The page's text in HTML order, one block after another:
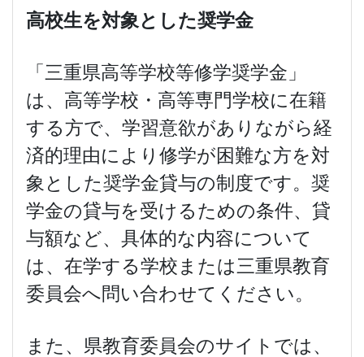
高校生を対象とした奨学金
「三重県高等学校等修学奨学金」
は、高等学校・高等専門学校に在籍
する方で、学習意欲がありながら経
済的理由により修学が困難な方を対
象とした奨学金貸与の制度です。奨
学金の貸与を受けるための条件、貸
与額など、具体的な内容について
は、在学する学校または三重県教育
委員会へ問い合わせてください。
また、県教育委員会のサイトでは、